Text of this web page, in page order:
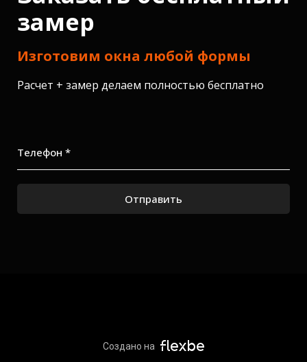
замер
Изготовим окна любой формы
Расчет + замер делаем полностью бесплатно
Телефон *
Отправить
Создано на